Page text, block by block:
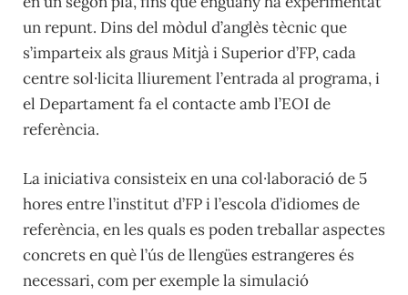
un repunt. Dins del mòdul d’anglès tècnic que
s’imparteix als graus Mitjà i Superior d’FP, cada
centre sol·licita lliurement l’entrada al programa, i
el Departament fa el contacte amb l’EOI de
referència.
La iniciativa consisteix en una col·laboració de 5
hores entre l’institut d’FP i l’escola d’idiomes de
referència, en les quals es poden treballar aspectes
concrets en què l’ús de llengües estrangeres és
necessari, com per exemple la simulació